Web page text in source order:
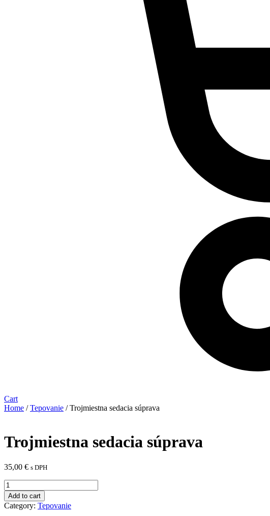
Cart
Home /Tepovanie / Trojmiestna sedacia súprava
Trojmiestna sedacia súprava
35,00 € s DPH
Trojmiestna
sedacia
súprava
quantity
Add to cart
Category: Tepovanie